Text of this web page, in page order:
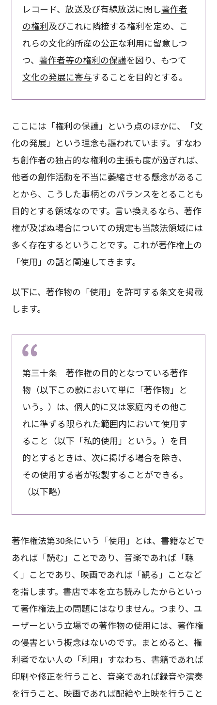
レコード、放送及び有線放送に関し著作者
の権利及びこれに隣接する権利を定め、こ
れらの文化的所産の公正な利用に留意しつ
つ、 著作者等の権利の保護を図り、もつて
文化の発展に寄与することを目的とする。
ここには「権利の保護」という点のほかに、「文
化の発展」という理念も謳われています。すなわ
ち創作者の独占的な権利の主張も度が過ぎれば、
他者の創作活動を不当に萎縮させる懸念があるこ
とから、こうした事柄とのバランスをとることも
目的とする領域なのです。言い換えるなら、著作
権が及ばぬ場合についての規定も当該法領域には
多く存在するということです。これが著作権上の
「使用」の話と関連してきます。
以下に、著作物の「使用」を許可する条文を掲載
します。
第三十条 著作権の目的となつている著作
物（以下この款において単に「著作物」と
いう。）は、個人的に又は家庭内その他こ
れに準ずる限られた範囲内において使用す
ること（以下「私的使用」という。）を目
的とするときは、次に掲げる場合を除き、
その使用する者が複製することができる。
（以下略）
著作権法第30条にいう「使用」とは、書籍などで
あれば「読む」ことであり、音楽であれば「聴
く」ことであり、映画であれば「観る」ことなど
を指します。書店で本を立ち読みしたからといっ
て著作権法上の問題にはなりません。つまり、ユ
ーザーという立場での著作物の使用には、著作権
の侵害という概念はないのです。まとめると、権
利者でない人の「利用」すなわち、書籍であれば
印刷や修正を行うこと、音楽であれば録音や演奏
を行うこと、映画であれば配給や上映を行うこと